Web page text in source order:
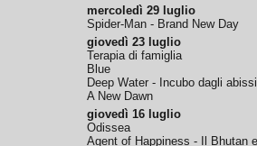
mercoledì 29 luglio
Spider-Man - Brand New Day
giovedì 23 luglio
Terapia di famiglia
Blue
Deep Water - Incubo dagli abissi
A New Dawn
giovedì 16 luglio
Odissea
Agent of Happiness - Il Bhutan